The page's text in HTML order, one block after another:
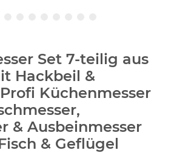
Set 7-teilig aus
Hackbeil &
Küchenmesser
& Ausbeinmesser
& Geflügel